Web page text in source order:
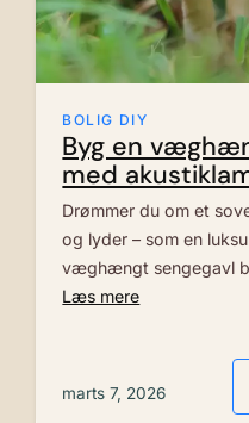
BOLIG DIY
Byg en
med
Drømmer du om et
og lyder – som en
væghængt sengegavl
Læs mere
marts 7, 2026